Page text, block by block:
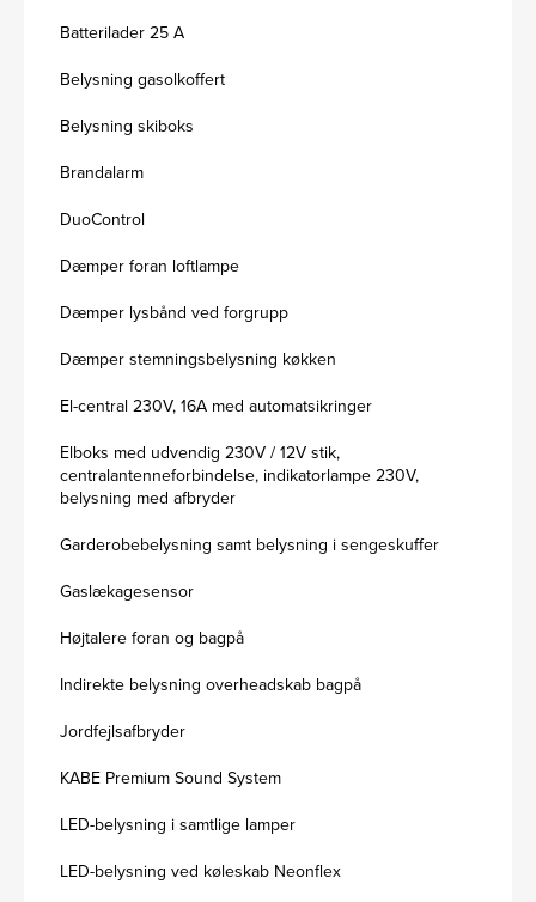
Batterilader 25 A
Belysning gasolkoffert
Belysning skiboks
Brandalarm
DuoControl
Dæmper foran loftlampe
Dæmper lysbånd ved forgrupp
Dæmper stemningsbelysning køkken
El-central 230V, 16A med automatsikringer
Elboks med udvendig 230V / 12V stik,
centralantenneforbindelse, indikatorlampe 230V,
belysning med afbryder
Garderobebelysning samt belysning i sengeskuffer
Gaslækagesensor
Højtalere foran og bagpå
Indirekte belysning overheadskab bagpå
Jordfejlsafbryder
KABE Premium Sound System
LED-belysning i samtlige lamper
LED-belysning ved køleskab Neonflex